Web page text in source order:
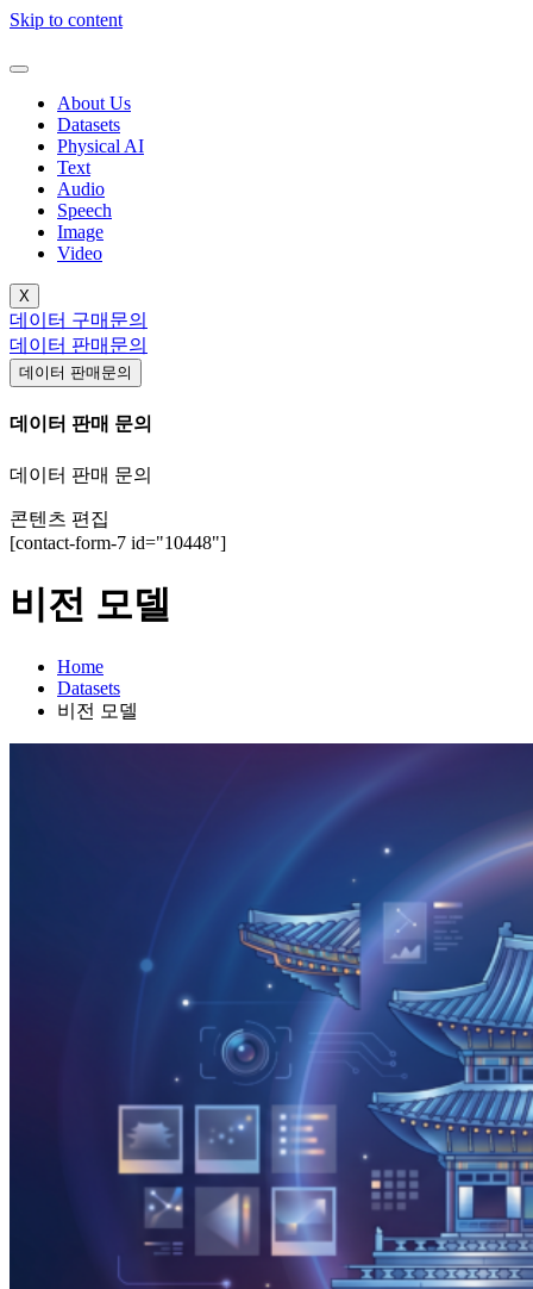
Skip to content
About Us
Datasets
Physical AI
Text
Audio
Speech
Image
Video
X
데이터 구매문의
데이터 판매문의
데이터 판매문의
데이터 판매 문의
데이터 판매 문의
콘텐츠 편집
[contact-form-7 id="10448"]
비전 모델
Home
Datasets
비전 모델